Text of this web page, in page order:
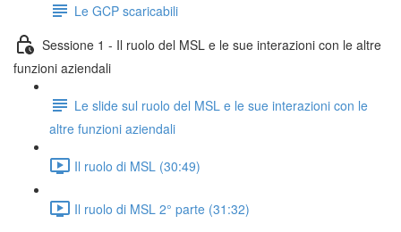
Le GCP scaricabili
Sessione 1 - Il ruolo del MSL e le sue interazioni con le altre
funzioni aziendali
Le slide sul ruolo del MSL e le sue interazioni con le
altre funzioni aziendali
Il ruolo di MSL (30:49)
Il ruolo di MSL 2° parte (31:32)